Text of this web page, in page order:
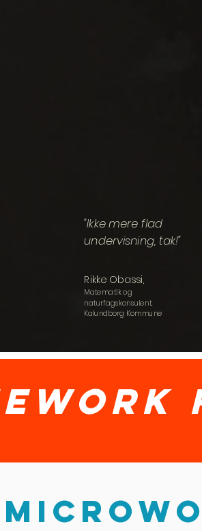
"Ikke mere flad
undervisning, tak!"
Rikke Obassi,
Matematik og
naturfagskonsulent,
Kalundborg Kommune